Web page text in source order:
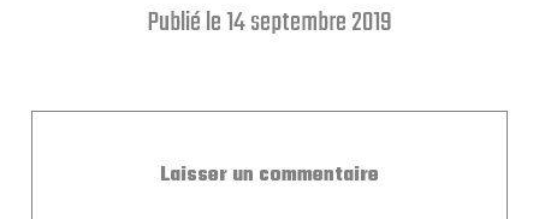
Publié le 14 septembre 2019
Laisser un commentaire